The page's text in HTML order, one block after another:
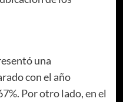
una
con el año
Por otro lado, en el